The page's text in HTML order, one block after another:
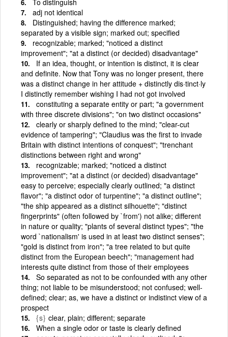
adj not identical
Distinguished; having the difference marked;
separated by a visible sign; marked out; specified
recognizable; marked; "noticed a distinct
improvement"; "at a distinct (or decided) disadvantage"
If an idea, thought, or intention is distinct, it is clear
and definite. Now that Tony was no longer present, there
was a distinct change in her attitude + distinctly dis·tinct·ly
I distinctly remember wishing I had not got involved
constituting a separate entity or part; "a government
with three discrete divisions"; "on two distinct occasions"
clearly or sharply defined to the mind; "clear-cut
evidence of tampering"; "Claudius was the first to invade
Britain with distinct intentions of conquest"; "trenchant
distinctions between right and wrong"
recognizable; marked; "noticed a distinct
improvement"; "at a distinct (or decided) disadvantage"
easy to perceive; especially clearly outlined; "a distinct
flavor"; "a distinct odor of turpentine"; "a distinct outline";
"the ship appeared as a distinct silhouette"; "distinct
fingerprints" (often followed by `from') not alike; different
in nature or quality; "plants of several distinct types"; "the
word `nationalism' is used in at least two distinct senses";
"gold is distinct from iron"; "a tree related to but quite
distinct from the European beech"; "management had
interests quite distinct from those of their employees
So separated as not to be confounded with any other
thing; not liable to be misunderstood; not confused; well-
defined; clear; as, we have a distinct or indistinct view of a
prospect
{s} clear, plain; different; separate
When a single odor or taste is clearly defined